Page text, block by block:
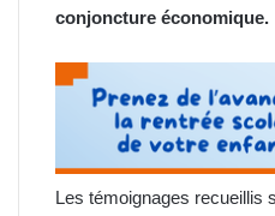
conjoncture économique.
Les témoignages recueillis